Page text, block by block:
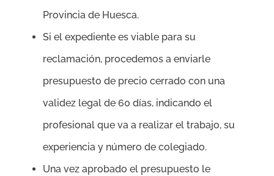
Provincia de Huesca.
Si el expediente es viable para su
reclamación, procedemos a enviarle
presupuesto de precio cerrado con una
validez legal de 60 días, indicando el
profesional que va a realizar el trabajo, su
experiencia y número de colegiado.
Una vez aprobado el presupuesto le